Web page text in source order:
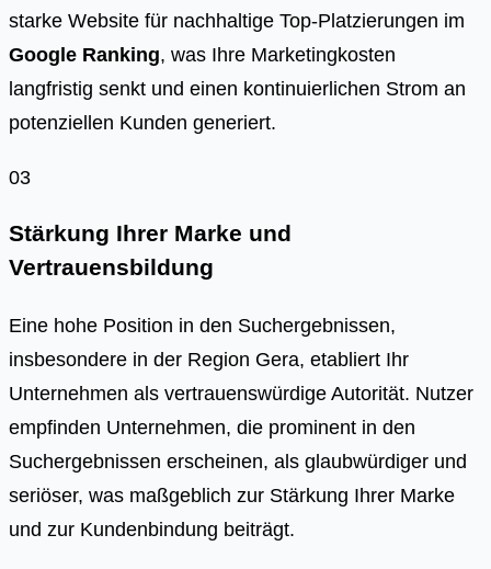
starke Website für nachhaltige Top-Platzierungen im
Google Ranking, was Ihre Marketingkosten
langfristig senkt und einen kontinuierlichen Strom an
potenziellen Kunden generiert.
03
Stärkung Ihrer Marke und
Vertrauensbildung
Eine hohe Position in den Suchergebnissen,
insbesondere in der Region Gera, etabliert Ihr
Unternehmen als vertrauenswürdige Autorität. Nutzer
empfinden Unternehmen, die prominent in den
Suchergebnissen erscheinen, als glaubwürdiger und
seriöser, was maßgeblich zur Stärkung Ihrer Marke
und zur Kundenbindung beiträgt.